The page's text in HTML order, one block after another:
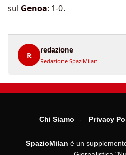
sul Genoa: 1-0.
R
redazione
Redazione SpaziMilan
Chi Siamo Privacy
SpazioMilan è un